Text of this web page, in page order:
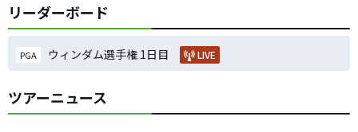
リーダーボード
PGA ウィンダム選手権 1日目 LIVE
ツアーニュース